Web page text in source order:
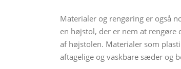
Materialer og rengøring er også
en højstol, der er nem at
af højstolen. Materialer som
aftagelige og vaskbare sæder og